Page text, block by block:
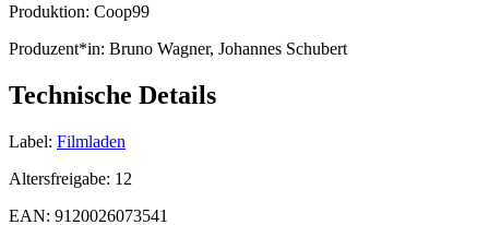
Produktion: Coop99
Produzent*in: Bruno Wagner, Johannes Schubert
Technische Details
Label: Filmladen
Altersfreigabe: 12
EAN: 9120026073541